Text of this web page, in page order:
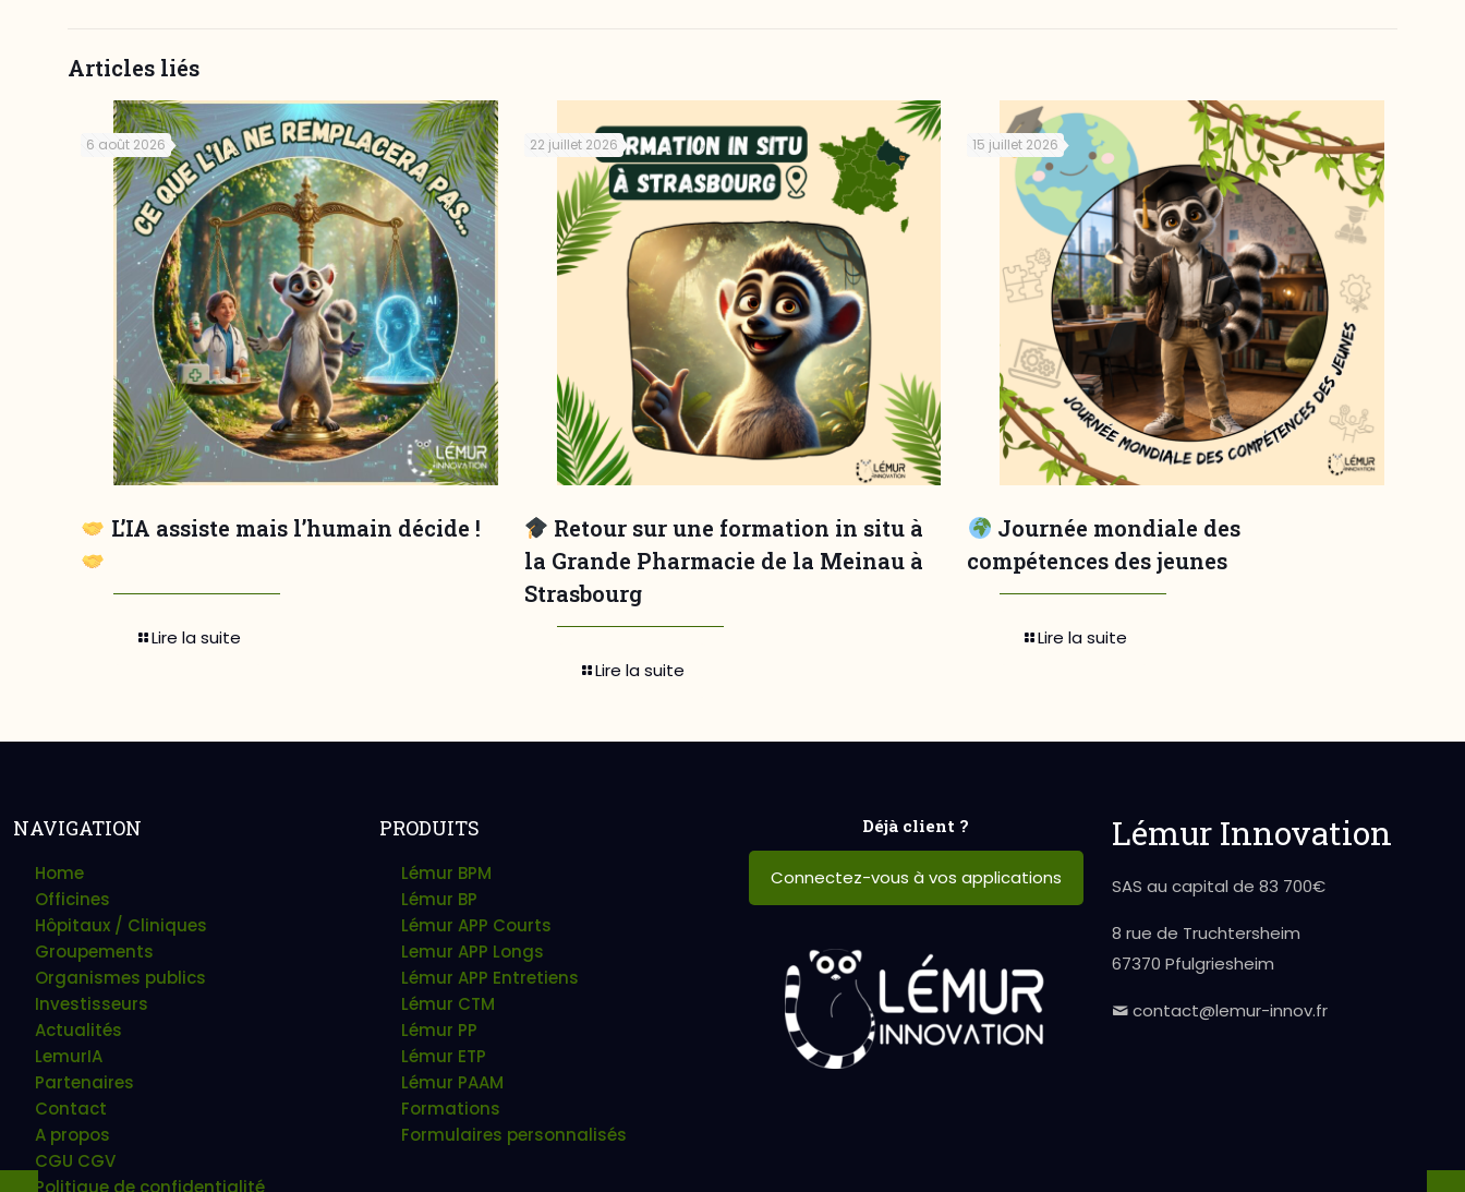
Articles liés
6 août 2026
L’IA assiste mais l’humain décide !
Lire la suite
22 juillet 2026
Retour sur une formation in situ à
la Grande Pharmacie de la Meinau à
Strasbourg
Lire la suite
15 juillet 2026
Journée mondiale des
compétences des jeunes
Lire la suite
NAVIGATION
Home
Officines
Hôpitaux / Cliniques
Groupements
Organismes publics
Investisseurs
Actualités
LemurIA
Partenaires
Contact
A propos
CGU CGV
Politique de confidentialité
PRODUITS
Lémur BPM
Lémur BP
Lémur APP Courts
Lemur APP Longs
Lémur APP Entretiens
Lémur CTM
Lémur PP
Lémur ETP
Lémur PAAM
Formations
Formulaires personnalisés
Déjà client ?
Connectez-vous à vos applications
Lémur Innovation
SAS au capital de 83 700€
8 rue de Truchtersheim
67370 Pfulgriesheim
contact@lemur-innov.fr